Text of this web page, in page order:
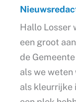
Hallo Losser
een groot
de
als we weten
als kleurrijke